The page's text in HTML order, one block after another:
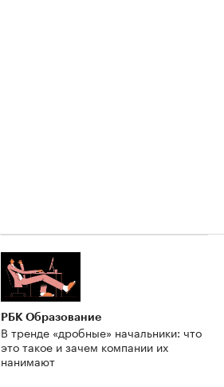
РБК Образование
В тренде «дробные» начальники: что
это такое и зачем компании их
нанимают